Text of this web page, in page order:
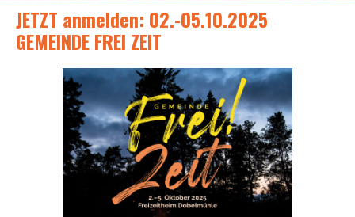
JETZT anmelden: 02.-05.10.2025
GEMEINDE FREI ZEIT